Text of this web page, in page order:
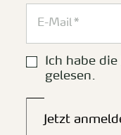
Ich habe die
gelesen.
Jetzt